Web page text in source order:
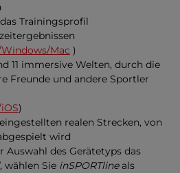
Trainingsprofil
Mac )
11 immersive Welten, durch die
Freunde und andere Sportler
)
realen Strecken, von
wird
Auswahl des Gerätetyps das
wählen Sie inSPORTline als